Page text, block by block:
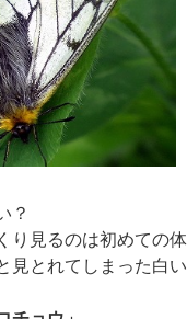
？
り見るのは初めての体
見とれてしまった白い